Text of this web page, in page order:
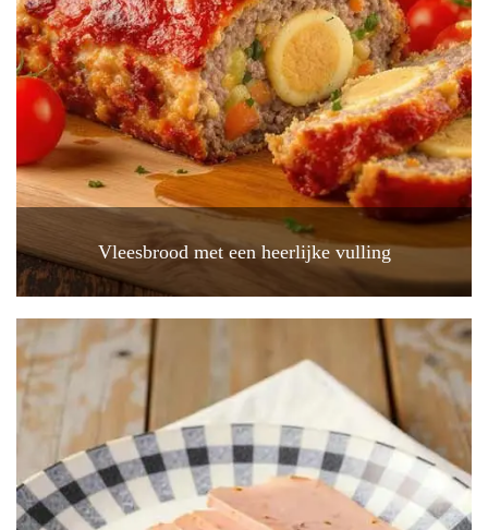
Vleesbrood met een heerlijke vulling